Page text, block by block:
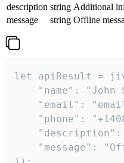
description string Additional
message
string Offline
let apiResult =
"name": "John
"email":
"phone":
"message":